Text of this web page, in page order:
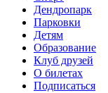
Дендропарк
Парковки
Детям
Образование
Клуб друзей
О билетах
Подписаться